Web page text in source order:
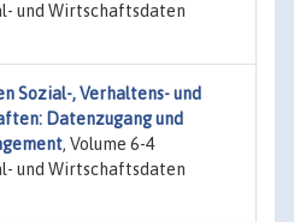
und Wirtschaftsdaten
Sozial-, Verhaltens- und
Datenzugang und
, Volume 6-4
und Wirtschaftsdaten